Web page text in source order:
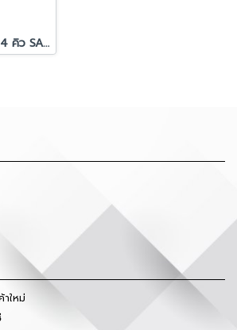
ตู้แช่เย็น 3 ประตู 42.4 คิว SANDEN รุ่น YEM-1605i
ใหม่